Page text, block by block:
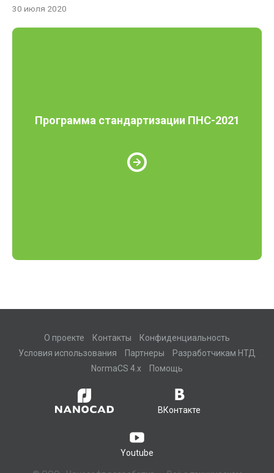
30 июля 2020
Программа стандартизации ПНС-2021
О проекте Контакты
Конфиденциальность
Условия использования
Партнеры
Разработчикам НТД
NormaCS 4.x
Помощь
ВКонтакте
Youtube